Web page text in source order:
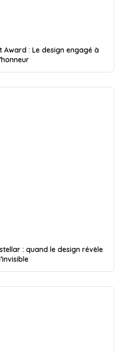
Award : Le design engagé à
: quand le design révèle